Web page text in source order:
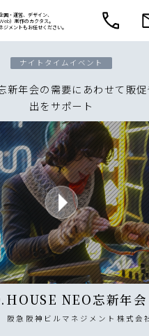
画・運営、デザイン、
）制作のカクタス。
ジメントもお任せください。
ナイトタイムイベント
新年会の需要にあわせて販
出をサポート
NEO忘新年会
阪急阪神ビルマネジメント株式会